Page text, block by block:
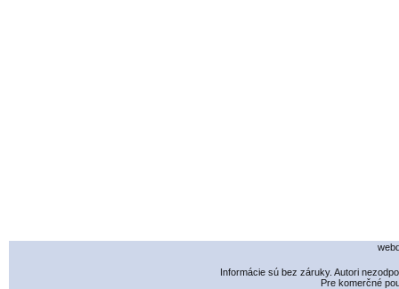
Informácie sú bez záruky. Autori
Pre komerčné